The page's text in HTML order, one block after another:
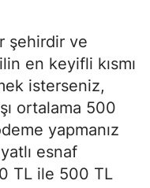
şehirdir ve
en keyifli kısmı
isterseniz,
ortalama 500
yapmanız
esnaf
TL ile 500 TL